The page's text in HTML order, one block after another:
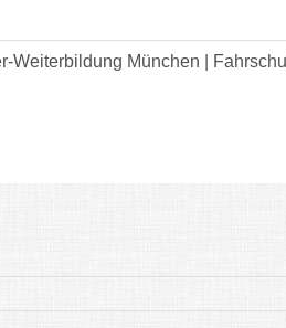
Weiterbildung München |